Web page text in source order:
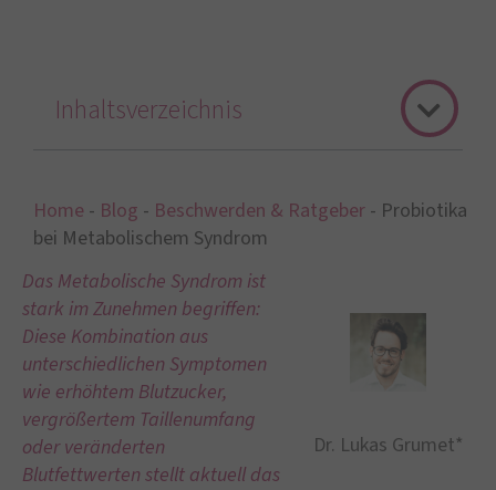
Home - Blog - Beschwerden & Ratgeber - Probiotika
bei Metabolischem Syndrom
Dr. Lukas Grumet*
Das Metabolische Syndrom ist
stark im Zunehmen begriffen:
Diese Kombination aus
unterschiedlichen Symptomen
wie erhöhtem Blutzucker,
vergrößertem Taillenumfang
oder veränderten
Blutfettwerten stellt aktuell das
Inhaltsverzeichnis